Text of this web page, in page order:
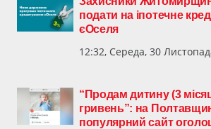
подати на іпотечне
єОселя
12:32, Середа, 30
“Продам дитину (3
гривень”: на
популярний сайт